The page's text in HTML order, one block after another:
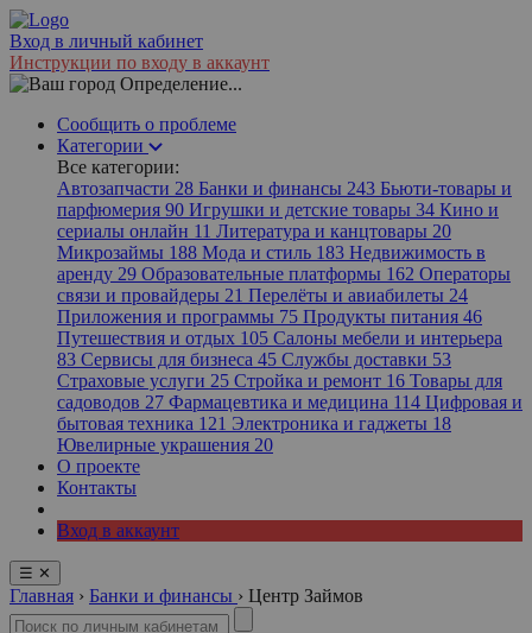
Вход в личный кабинет
Инструкции по входу в аккаунт
Определение...
Сообщить о проблеме
Категории
Все категории:
Автозапчасти 28 Банки и финансы 243 Бьюти-товары и
парфюмерия 90 Игрушки и детские товары 34 Кино и
сериалы онлайн 11 Литература и канцтовары 20
Микрозаймы 188 Мода и стиль 183 Недвижимость в
аренду 29 Образовательные платформы 162 Операторы
связи и провайдеры 21 Перелёты и авиабилеты 24
Приложения и программы 75 Продукты питания 46
Путешествия и отдых 105 Салоны мебели и интерьера
83 Сервисы для бизнеса 45 Службы доставки 53
Страховые услуги 25 Стройка и ремонт 16 Товары для
садоводов 27 Фармацевтика и медицина 114 Цифровая и
бытовая техника 121 Электроника и гаджеты 18
Ювелирные украшения 20
О проекте
Контакты
Вход в аккаунт
☰ ✕
Главная › Банки и финансы › Центр Займов